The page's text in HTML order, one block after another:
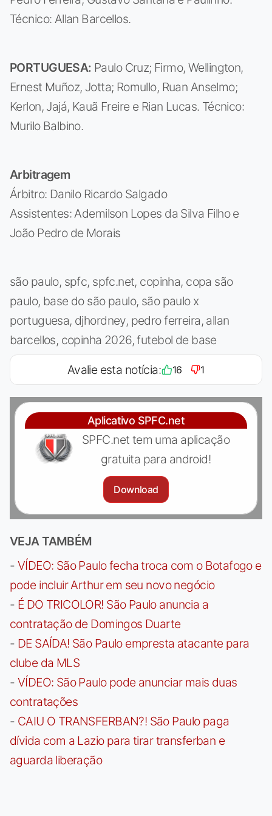
Técnico: Allan Barcellos.
PORTUGUESA: Paulo Cruz; Firmo, Wellington,
Ernest Muñoz, Jotta; Romullo, Ruan Anselmo;
Kerlon, Jajá, Kauã Freire e Rian Lucas. Técnico:
Murilo Balbino.
Arbitragem
Árbitro: Danilo Ricardo Salgado
Assistentes: Ademilson Lopes da Silva Filho e
João Pedro de Morais
são paulo, spfc, spfc.net, copinha, copa são
paulo, base do são paulo, são paulo x
portuguesa, djhordney, pedro ferreira, allan
barcellos, copinha 2026, futebol de base
Avalie esta notícia: 16 1
Aplicativo SPFC.net
SPFC.net tem uma aplicação
gratuita para android!
Download
VEJA TAMBÉM
- VÍDEO: São Paulo fecha troca com o Botafogo e
pode incluir Arthur em seu novo negócio
- É DO TRICOLOR! São Paulo anuncia a
contratação de Domingos Duarte
- DE SAÍDA! São Paulo empresta atacante para
clube da MLS
- VÍDEO: São Paulo pode anunciar mais duas
contratações
- CAIU O TRANSFERBAN?! São Paulo paga
dívida com a Lazio para tirar transferban e
aguarda liberação